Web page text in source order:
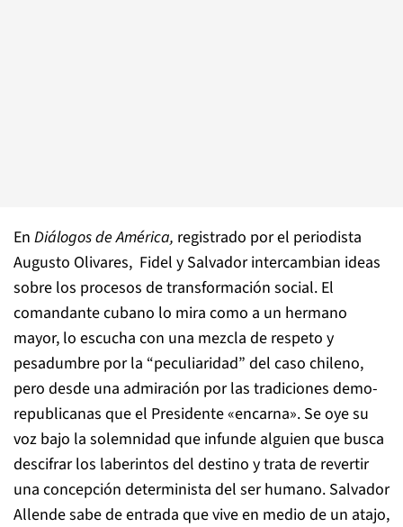
En Diálogos de América, registrado por el periodista
Augusto Olivares, Fidel y Salvador intercambian ideas
sobre los procesos de transformación social. El
comandante cubano lo mira como a un hermano
mayor, lo escucha con una mezcla de respeto y
pesadumbre por la “peculiaridad” del caso chileno,
pero desde una admiración por las tradiciones demo-
republicanas que el Presidente «encarna». Se oye su
voz bajo la solemnidad que infunde alguien que busca
descifrar los laberintos del destino y trata de revertir
una concepción determinista del ser humano. Salvador
Allende sabe de entrada que vive en medio de un atajo,